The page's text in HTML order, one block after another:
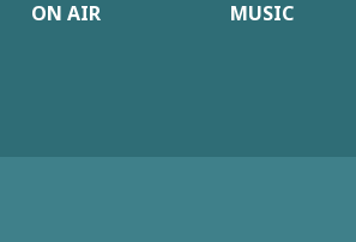
ON AIR
MUSIC